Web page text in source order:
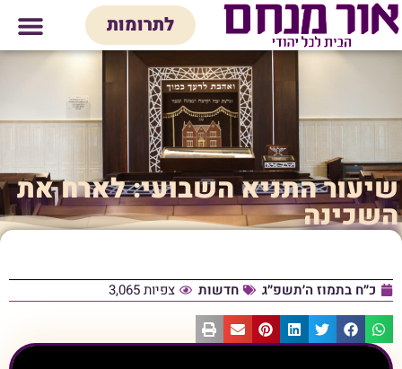
לתוכן
לתרומות
שיעור התניא השבועי: לארח את
השכינה
כ״ח בתמוז ה׳תשפ״ג חדשות צפיות 3,065